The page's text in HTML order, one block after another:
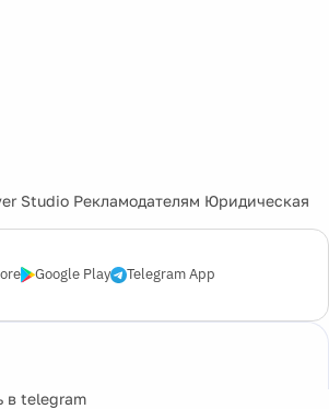
Studio Рекламодателям Юридическая
Google Play Telegram App